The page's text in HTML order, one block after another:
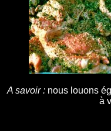
A savoir : nous louons
à